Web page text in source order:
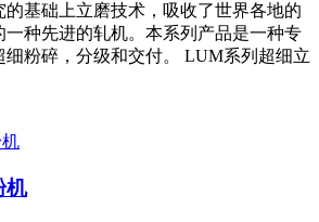
的基础上立磨技术，吸收了世界各地的
一种先进的轧机。本系列产品是一种专
细粉碎，分级和交付。 LUM系列超细立
机